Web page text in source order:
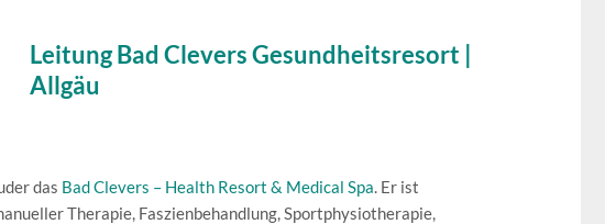
Leitung Bad Clevers Gesundheitsresort |
Allgäu
das Bad Clevers – Health Resort & Medical Spa. Er ist
Therapie, Faszienbehandlung, Sportphysiotherapie,